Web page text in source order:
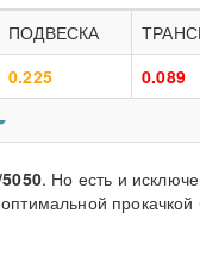
ПОДВЕСКА
0.225 0.089
. Но есть и
оптимальной прокачкой